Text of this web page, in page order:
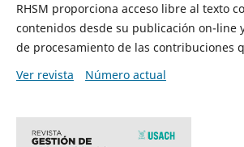
RHSM proporciona acceso libre al texto
contenidos desde su publicación on-line
de procesamiento de las contribuciones
Ver revista
Número actual